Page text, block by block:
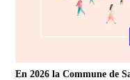
En 2026 la Commune de